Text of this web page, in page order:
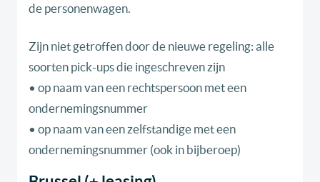
de personenwagen.
Zijn niet getroffen door de nieuwe regeling: alle
soorten pick-ups die ingeschreven zijn
• op naam van een rechtspersoon met een
ondernemingsnummer
• op naam van een zelfstandige met een
ondernemingsnummer (ook in bijberoep)